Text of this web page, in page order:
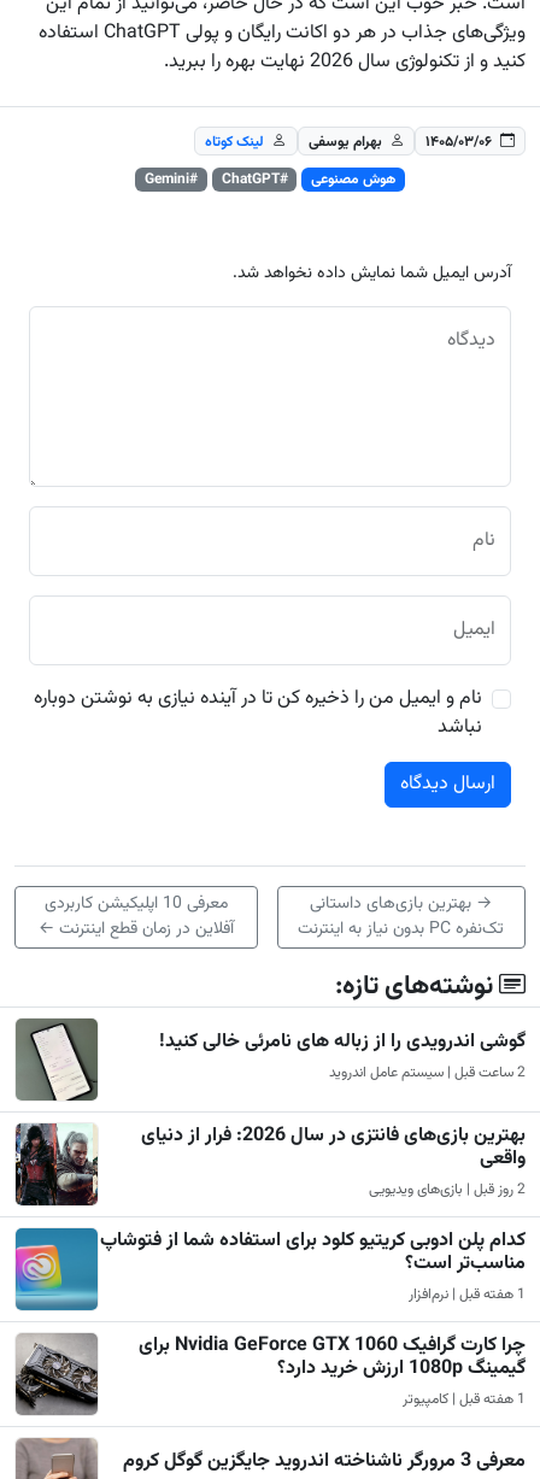
ویژگی‌های جذاب در هر دو اکانت رایگان و پولی ChatGPT استفاده
کنید و از تکنولوژی سال 2026 نهایت بهره را ببرید.
۱۴۰۵/۰۳/۰۶ بهرام یوسفی
لینک کوتاه
هوش مصنوعی
#ChatGPT
#Gemini
آدرس ایمیل شما نمایش داده نخواهد شد.
دیدگاه
نام
ایمیل
نام و ایمیل من را ذخیره کن تا در آینده نیازی به نوشتن دوباره
نباشد
→ بهترین بازی‌های داستانی
تک‌نفره PC بدون نیاز به اینترنت
معرفی 10 اپلیکیشن کاربردی
آفلاین در زمان قطع اینترنت ←
نوشته‌های تازه:
گوشی اندرویدی را از زباله های نامرئی خالی کنید!
2 ساعت قبل | سیستم عامل اندروید
بهترین بازی‌های فانتزی در سال 2026: فرار از دنیای
واقعی
2 روز قبل | بازی‌های ویدیویی
کدام پلن ادوبی کریتیو کلود برای استفاده شما از فتوشاپ
مناسب‌تر است؟
1 هفته قبل | نرم‌افزار
چرا کارت گرافیک Nvidia GeForce GTX 1060 برای
گیمینگ 1080p ارزش خرید دارد؟
1 هفته قبل | کامپیوتر
معرفی 3 مرورگر ناشناخته اندروید جایگزین گوگل کروم